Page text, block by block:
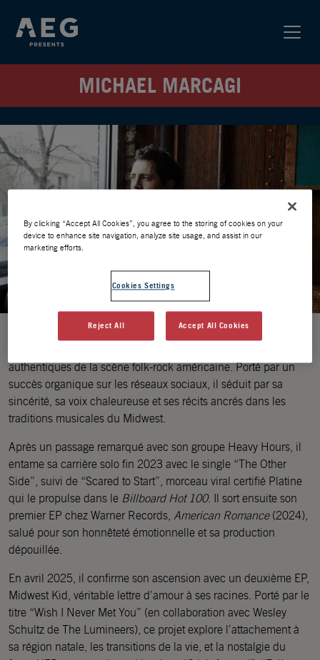
MICHAEL MARCAGI
Originaire de Cincinnati dans l’Ohio, Michael Marcagi
authentiques de la scène folk-rock américaine. Porté par un
succès organique sur les réseaux sociaux, il séduit par sa
sincérité, sa voix chaleureuse et ses récits ancrés dans les
traditions musicales du Midwest.
Après un passage remarqué avec son groupe Heavy Hours, il
entame sa carrière solo fin 2023 avec le single “The Other
Side”, suivi de “Scared to Start”, morceau viral certifié Platine
qui le propulse dans le Billboard Hot 100. Il sort ensuite son
premier EP chez Warner Records, American Romance(2024),
salué pour son honnêteté émotionnelle et sa production
dépouillée.
En avril 2025, il confirme son ascension avec un deuxième EP,
Midwest Kid, véritable lettre d’amour à ses racines. Porté par le
titre “Wish I Never Met You” (en collaboration avec Wesley
Schultz de The Lumineers), ce projet explore l’attachement à
sa région natale, les transitions de la vie, et la nostalgie du
By clicking “Accept All Cookies”, you agree to the storing of cookies on your
device to enhance site navigation, analyze site usage, and assist in our
marketing efforts.
Cookies Settings
Reject All Accept All Cookies